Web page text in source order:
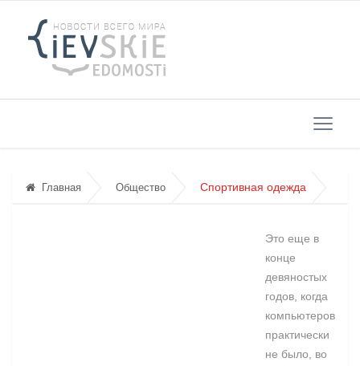
Главная Общество Спортивная одежда
Это еще в
конце
девяностых
годов, когда
компьютеров
практически
не было, во